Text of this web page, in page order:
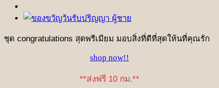
ชุด congratulations สุดพรีเมียม มอบสิ่งที่ดีที่สุดให้นที่คุณรัก
shop now!!
**ส่งฟรี 10 กม.**